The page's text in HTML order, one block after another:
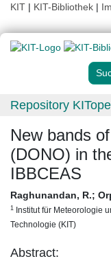
KIT | KIT-Bibliothek |
Repository
New bands
(DONO) in
IBBCEAS
Raghunandan, R.;
1 Institut für Meteorologie
Technologie (KIT)
Abstract: